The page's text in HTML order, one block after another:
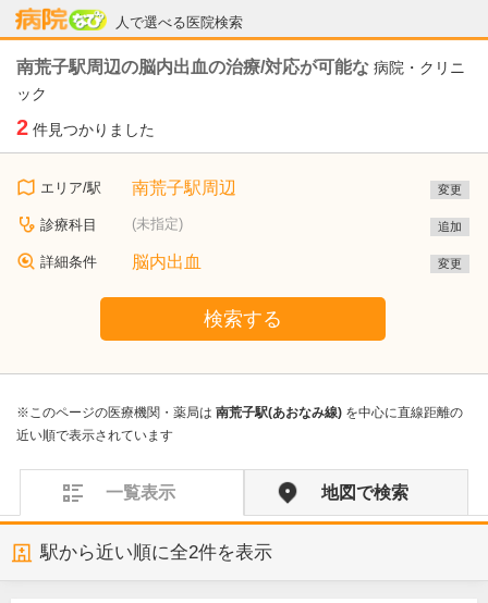
人で選べる医院検索
病院なび
南荒子駅周辺の脳内出血の治療/対応が可能な 病院・クリニ
ック
2 件見つかりました
エリア/駅 南荒子駅周辺 変更
診療科目 (未指定) 追加
詳細条件 脳内出血 変更
検索する
※このページの医療機関・薬局は 南荒子駅(あおなみ線) を中心に直線距離の
近い順で表示されています
一覧表示 地図で検索
駅から近い順に全2件を表示